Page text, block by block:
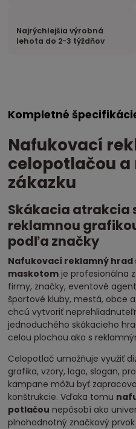
Najrýchlejšia výrobná
lehota do 2-3 týždňov
Kompletné
Nafukovací
celopotlačou
zákazku
Skákacia atrakcia
reklamnou
podľa značky
Nafukovací reklamný hrad
maskotom je profesionálna
firmy, značky, eventové
športové kluby, mestá, obce
chcú vytvoriť
jednoduchého skákacieho
celou plochou ako s
Celopotlač umožňuje využiť
grafika, vzory, logo, slogan,
kampane môžu byť
konštrukcie. Vďaka tomu
potlačou nepôsobí ako
plnohodnotný značkový